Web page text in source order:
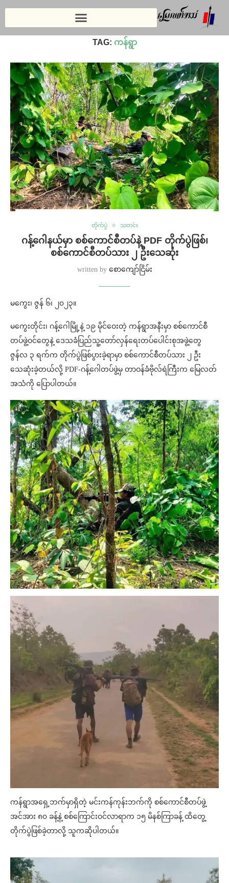
TAG: ကန်ရွာ
တိုက်ပွဲ သတင်း
ဂန့်ဂေါနယ်မှာ စစ်ကောင်စီတပ်နဲ့ PDF တိုက်ပွဲဖြစ်၊
စစ်ကောင်စီတပ်သား ၂ ဦးသေဆုံး
written by စောကျော်ငြိမ်း
မကွေး၊ ဇွန် ၆၊ ၂၀၂၃။
မကွေးတိုင်း၊ ဂန့်ဂေါမြို့နဲ့ ၁၉ မိုင်ဝေးတဲ့ ကန်ရွာအနီးမှာ စစ်ကောင်စီ
တပ်ဖွဲ့ဝင်တွေနဲ့ ဒေသခံပြည်သူ့တော်လှန်ရေးတပ်ပေါင်းစုအဖွဲ့တွေ
ဇွန်လ ၃ ရက်က တိုက်ပွဲဖြစ်ပွားခဲ့ရာမှာ စစ်ကောင်စီတပ်သား ၂ ဦး
သေဆုံးခဲ့တယ်လို့ PDF-ဂန့်ဂေါတပ်ဖွဲ့မှ တာဝန်ခံဗိုလ်ရဲကြီးက မြေလတ်
အသံကို ပြောပါတယ်။
ကန်ရွာအရှေ့ဘက်မှာရှိတဲ့ မင်းကန်ကုန်းဘက်ကို စစ်ကောင်စီတပ်ဖွဲ့
အင်အား ၈၀ ခန့်နဲ့ စစ်ကြောင်းဝင်လာရာက ၁၅ မိနစ်ကြာခန့် ထိတွေ့
တိုက်ပွဲဖြစ်ခဲ့တာလို့ သူကဆိုပါတယ်။